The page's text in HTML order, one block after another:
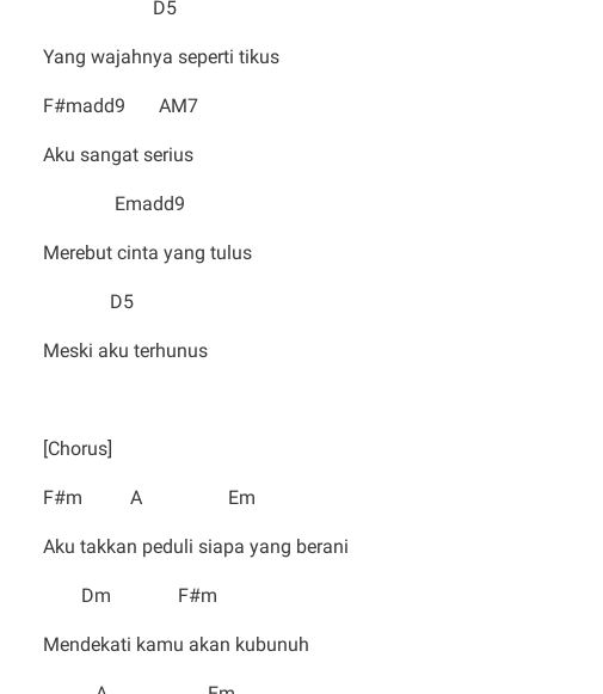
D5
Yang wajahnya seperti tikus
F#madd9 AM7
Aku sangat serius
Emadd9
Merebut cinta yang tulus
D5
Meski aku terhunus
[Chorus]
F#m A Em
Aku takkan peduli siapa yang berani
Dm F#m
Mendekati kamu akan kubunuh